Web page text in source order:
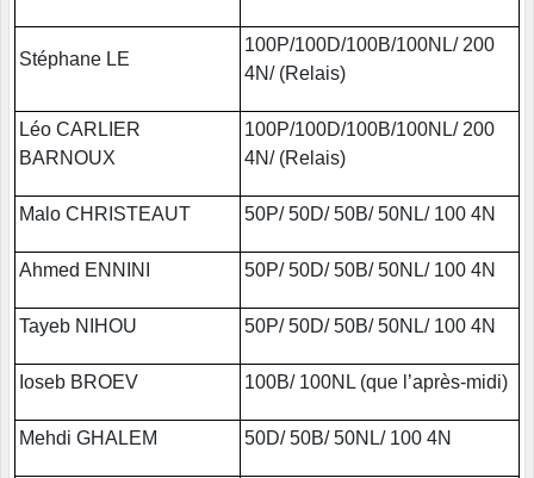
Stéphane LE
100P/100D/100B/100NL/ 200
4N/ (Relais)
Léo CARLIER
BARNOUX
100P/100D/100B/100NL/ 200
4N/ (Relais)
Malo CHRISTEAUT 50P/ 50D/ 50B/ 50NL/ 100 4N
Ahmed ENNINI 50P/ 50D/ 50B/ 50NL/ 100 4N
Tayeb NIHOU 50P/ 50D/ 50B/ 50NL/ 100 4N
Ioseb BROEV 100B/ 100NL (que l’après-midi)
Mehdi GHALEM 50D/ 50B/ 50NL/ 100 4N